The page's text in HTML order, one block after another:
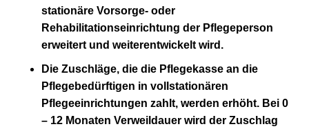
stationäre Vorsorge- oder
Rehabilitationseinrichtung der Pflegeperson
erweitert und weiterentwickelt wird.
Die Zuschläge, die die Pflegekasse an die
Pflegebedürftigen in vollstationären
Pflegeeinrichtungen zahlt, werden erhöht. Bei 0
– 12 Monaten Verweildauer wird der Zuschlag